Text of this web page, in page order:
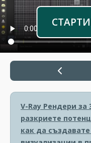
V-Ray Рендери за
разкриете
как да